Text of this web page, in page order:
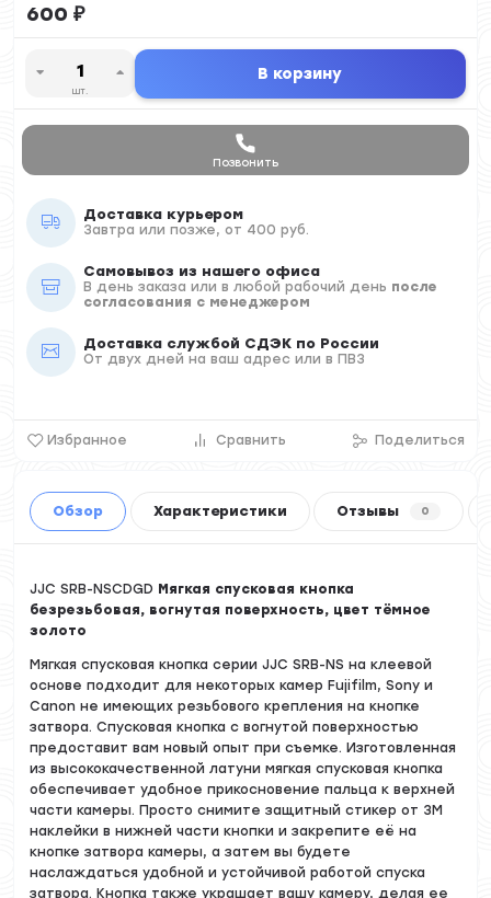
600 ₽
шт.
В корзину
Позвонить
Доставка курьером
Завтра или позже, от 400 руб.
Самовывоз из нашего офиса
В день заказа или в любой рабочий день после
согласования с менеджером
Доставка службой СДЭК по России
От двух дней на ваш адрес или в ПВЗ
Избранное Сравнить Поделиться
Обзор Характеристики Отзывы 0
JJC SRB-NSCDGD Мягкая спусковая кнопка
безрезьбовая, вогнутая поверхность, цвет тёмное
золото
Мягкая спусковая кнопка серии JJC SRB-NS на клеевой
основе подходит для некоторых камер Fujifilm, Sony и
Canon не имеющих резьбового крепления на кнопке
затвора. Спусковая кнопка с вогнутой поверхностью
предоставит вам новый опыт при съемке. Изготовленная
из высококачественной латуни мягкая спусковая кнопка
обеспечивает удобное прикосновение пальца к верхней
части камеры. Просто снимите защитный стикер от 3M
наклейки в нижней части кнопки и закрепите её на
кнопке затвора камеры, а затем вы будете
наслаждаться удобной и устойчивой работой спуска
затвора. Кнопка также украшает вашу камеру, делая ее